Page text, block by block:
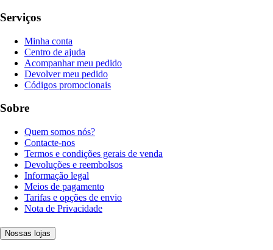
Serviços
Minha conta
Centro de ajuda
Acompanhar meu pedido
Devolver meu pedido
Códigos promocionais
Sobre
Quem somos nós?
Contacte-nos
Termos e condições gerais de venda
Devoluções e reembolsos
Informação legal
Meios de pagamento
Tarifas e opções de envio
Nota de Privacidade
Nossas lojas